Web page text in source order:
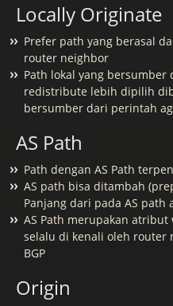
Locally Originate
Prefer path yang berasal
router neighbor
Path lokal yang
redistribute lebih dipilih
bersumber dari perintah
AS Path
Path dengan AS Path
AS path bisa ditambah
Panjang dari pada AS path
AS Path merupakan
selalu di kenali oleh router
BGP
Origin